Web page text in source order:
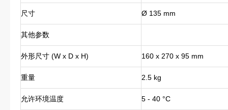
尺寸 Ø 135 mm
其他参数
外形尺寸 (W x D x H) 160 x 270 x 95 mm
重量 2.5 kg
允许环境温度 5 - 40 °C